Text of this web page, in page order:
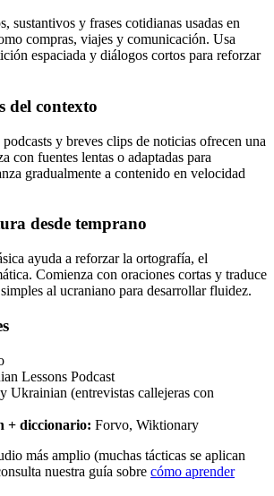
sustantivos y frases cotidianas usadas en
compras, viajes y comunicación. Usa
espaciada y diálogos cortos para reforzar
del contexto
y breves clips de noticias ofrecen una
con fuentes lentas o adaptadas para
gradualmente a contenido en velocidad
desde temprano
ayuda a reforzar la ortografía, el
Comienza con oraciones cortas y traduce
al ucraniano para desarrollar fluidez.
Lessons Podcast
Ukrainian (entrevistas callejeras con
+ diccionario: Forvo, Wiktionary
más amplio (muchas tácticas se aplican
nuestra guía sobre cómo aprender